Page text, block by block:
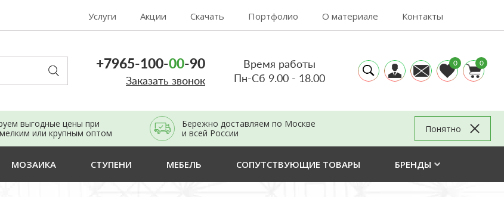
Услуги Акции Скачать Портфолио О материале Контакты
+7965-100-00-90
Заказать звонок
Время работы
Пн-Сб 9.00 - 18.00
0 0
выгодные цены при
или крупным оптом
Бережно доставляем по Москве
и всей России
Понятно
МОЗАИКА СТУПЕНИ МЕБЕЛЬ СОПУТСТВУЮЩИЕ ТОВАРЫ БРЕНДЫ